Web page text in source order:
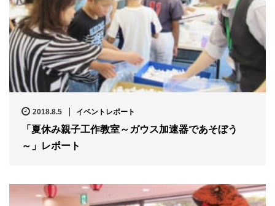
2018.8.5 イベントレポート
「夏休み親子工作教室～ガウス加速器であそぼう
～」レポート